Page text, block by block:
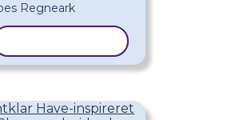
Have-inspireret